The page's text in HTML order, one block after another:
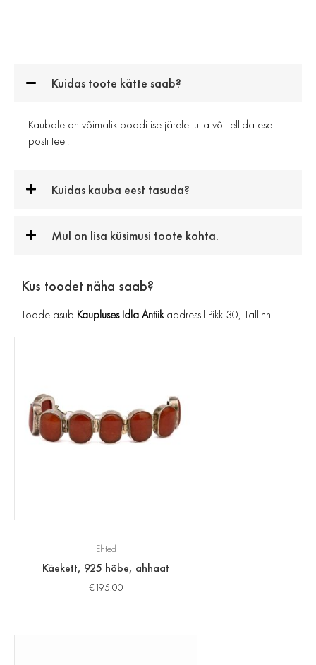
Kuidas toote kätte saab?
Kaubale on võimalik poodi ise järele tulla või tellida ese
posti teel.
Kuidas kauba eest tasuda?
Mul on lisa küsimusi toote kohta.
Kus toodet näha saab?
Toode asub Kaupluses Idla Antiikaadressil Pikk 30, Tallinn
Ehted
Käekett, 925 hõbe, ahhaat
€195.00